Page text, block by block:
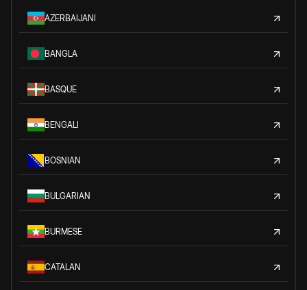
AZERBAIJANI
BANGLA
BASQUE
BENGALI
BOSNIAN
BULGARIAN
BURMESE
CATALAN